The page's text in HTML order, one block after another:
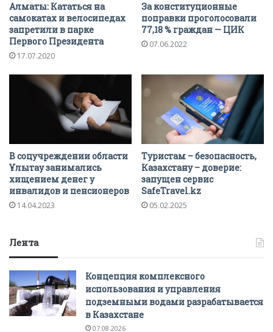
Алматы: Кататься на
самокатах и велосипедах
запретили в парке
Первого Президента
17.07.2020
За конституционные
поправки проголосовали
77,18 % граждан — ЦИК
07.06.2022
В соцучреждении области
Ұлытау занимались
хищением денег у
инвалидов и пенсионеров
14.04.2023
Туристам – безопасность,
Казахстану – доверие:
запущен сервис
SafeTravel.kz
05.02.2025
Лента
Концепция комплексного
использования и управления
подземными водами разрабатывается
в Казахстане
07.08.2026